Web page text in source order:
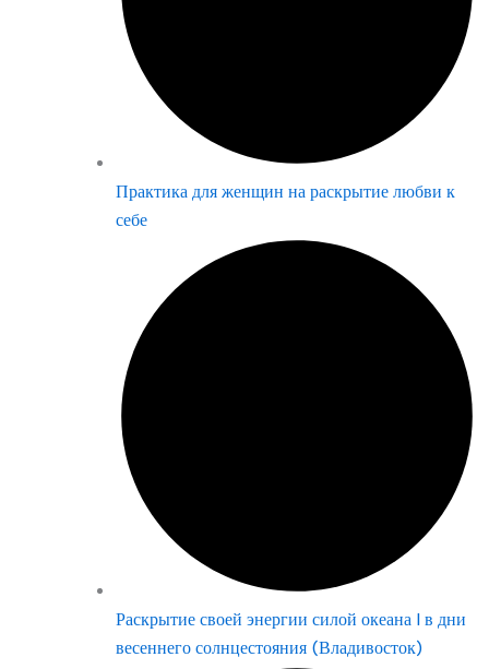
Практика для женщин на раскрытие любви к
себе
Раскрытие своей энергии силой океана | в дни
весеннего солнцестояния (Владивосток)